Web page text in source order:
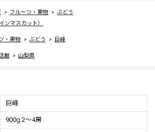
フルーツ・果物
ぶどう
ンマスカット）
・果物 ぶどう 巨峰
越 山梨県
巨峰
900g 2～4房